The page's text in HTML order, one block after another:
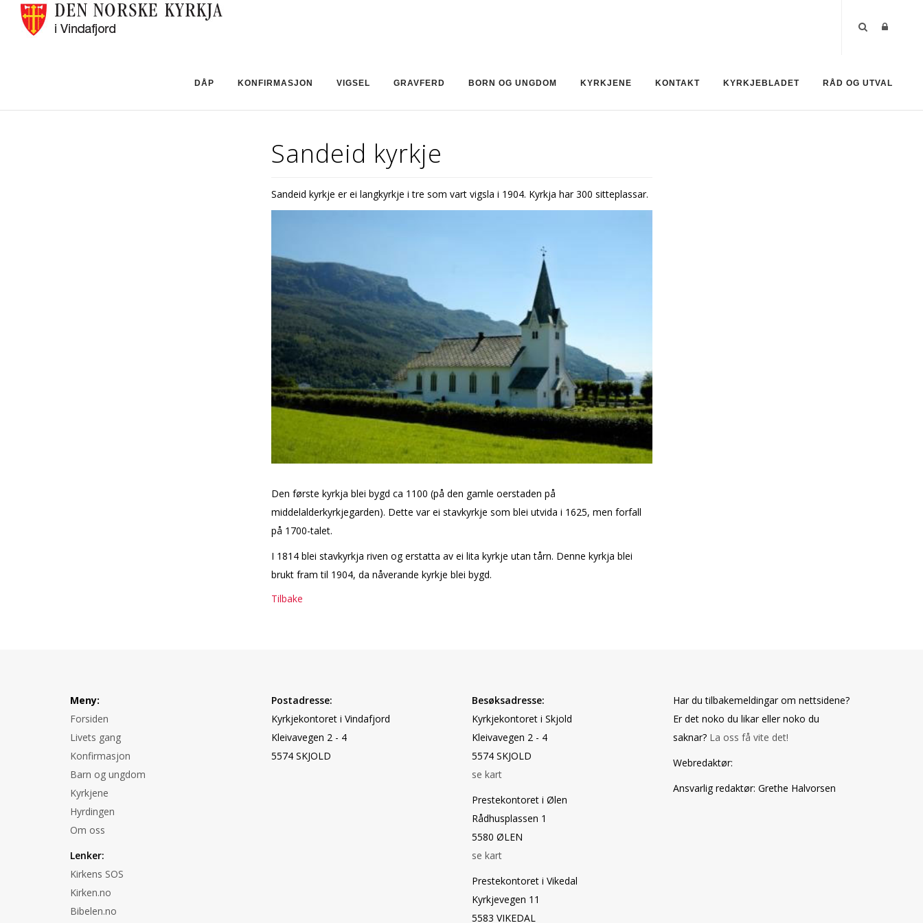
DÅP KONFIRMASJON VIGSEL GRAVFERD BORN OG UNGDOM KYRKJENE KONTAKT KYRKJEBLADET RÅD OG UTVAL
Sandeid kyrkje
Sandeid kyrkje er ei langkyrkje i tre som vart vigsla i 1904. Kyrkja har 300 sitteplassar.
Den første kyrkja blei bygd ca 1100 (på den gamle offerstaden på
middelalderkyrkjegarden). Dette var ei stavkyrkje som blei utvida i 1625, men forfall
på 1700-talet.
I 1814 blei stavkyrkja riven og erstatta av ei lita kyrkje utan tårn. Denne kyrkja blei
brukt fram til 1904, da nåverande kyrkje blei bygd.
Tilbake
Meny:
Forsiden
Livets gang
Konfirmasjon
Barn og ungdom
Kyrkjene
Hyrdingen
Om oss
Lenker:
Kirkens SOS
Kirken.no
Bibelen.no
Postadresse:
Kyrkjekontoret i Vindafjord
Kleivavegen 2 - 4
5574 SKJOLD
Besøksadresse:
Kyrkjekontoret i Skjold
Kleivavegen 2 - 4
5574 SKJOLD
se kart
Prestekontoret i Ølen
Rådhusplassen 1
5580 ØLEN
se kart
Prestekontoret i Vikedal
Kyrkjevegen 11
5583 VIKEDAL
Har du tilbakemeldingar om nettsidene?
Er det noko du likar eller noko du
saknar? La oss få vite det!
Webredaktør:
Ansvarlig redaktør: Grethe Halvorsen